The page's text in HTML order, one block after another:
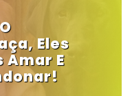
Eles
Amar E